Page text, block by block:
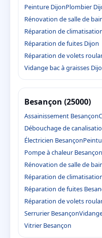
Peinture DijonPlombier
Rénovation de salle de
Réparation de
Réparation de fuites Dijon
Réparation de volets
Vidange bac à graisses
Besançon (25000)
Assainissement Besançon
Débouchage de
Électricien Besançon
Pompe à chaleur Besançon
Rénovation de salle de
Réparation de
Réparation de fuites
Réparation de volets
Serrurier Besançon
Vitrier Besançon